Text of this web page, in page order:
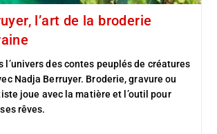
l’art de la broderie
l’univers des contes peuplés de créatures
Nadja Berruyer. Broderie, gravure ou
joue avec la matière et l’outil pour
rêves.